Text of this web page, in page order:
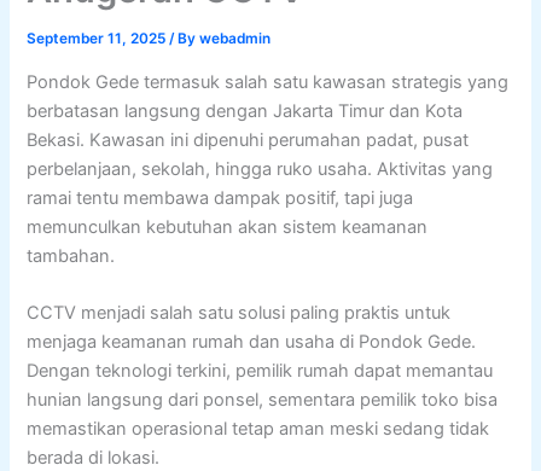
September 11, 2025/ Bywebadmin
Pondok Gede termasuk salah satu kawasan strategis yang
berbatasan langsung dengan Jakarta Timur dan Kota
Bekasi. Kawasan ini dipenuhi perumahan padat, pusat
perbelanjaan, sekolah, hingga ruko usaha. Aktivitas yang
ramai tentu membawa dampak positif, tapi juga
memunculkan kebutuhan akan sistem keamanan
tambahan.
CCTV menjadi salah satu solusi paling praktis untuk
menjaga keamanan rumah dan usaha di Pondok Gede.
Dengan teknologi terkini, pemilik rumah dapat memantau
hunian langsung dari ponsel, sementara pemilik toko bisa
memastikan operasional tetap aman meski sedang tidak
berada di lokasi.